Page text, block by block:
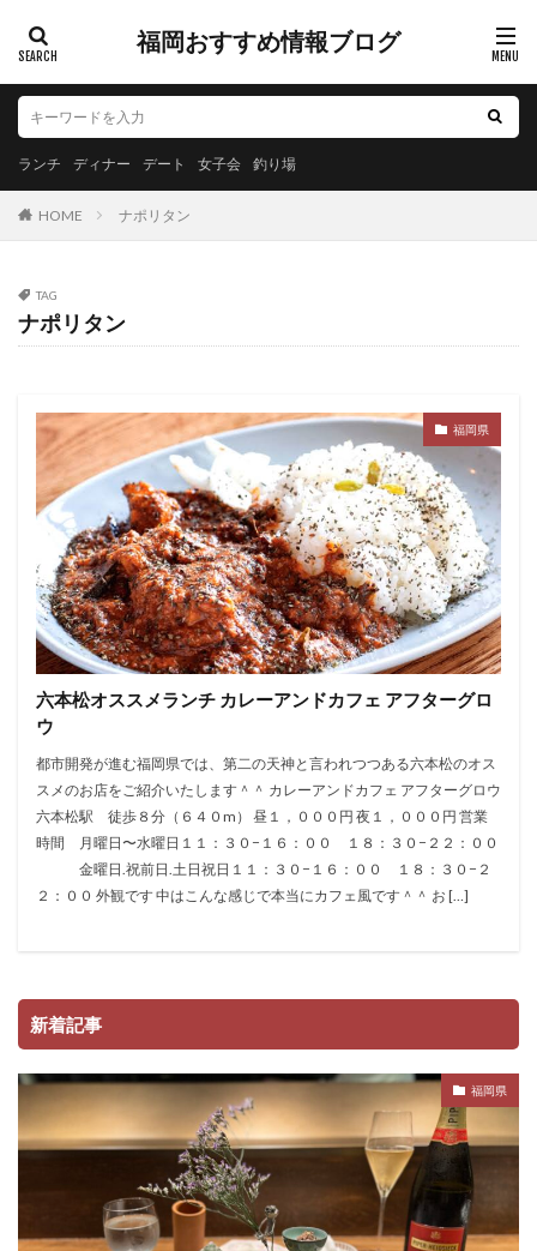
福岡おすすめ情報ブログ
ランチ ディナー デート 女子会 釣り場
HOME ナポリタン
TAG
ナポリタン
福岡県
六本松オススメランチ カレーアンドカフェ アフターグロ
ウ
都市開発が進む福岡県では、第二の天神と言われつつある六本松のオス
スメのお店をご紹介いたします＾＾ カレーアンドカフェ アフターグロウ
六本松駅 徒歩８分（６４０m） 昼１，０００円 夜１，０００円 営業
時間 月曜日〜水曜日１１：３０−１６：００ １８：３０−２２：００
金曜日.祝前日.土日祝日１１：３０−１６：００ １８：３０−２
２：００ 外観です 中はこんな感じで本当にカフェ風です＾＾ お […]
新着記事
福岡県